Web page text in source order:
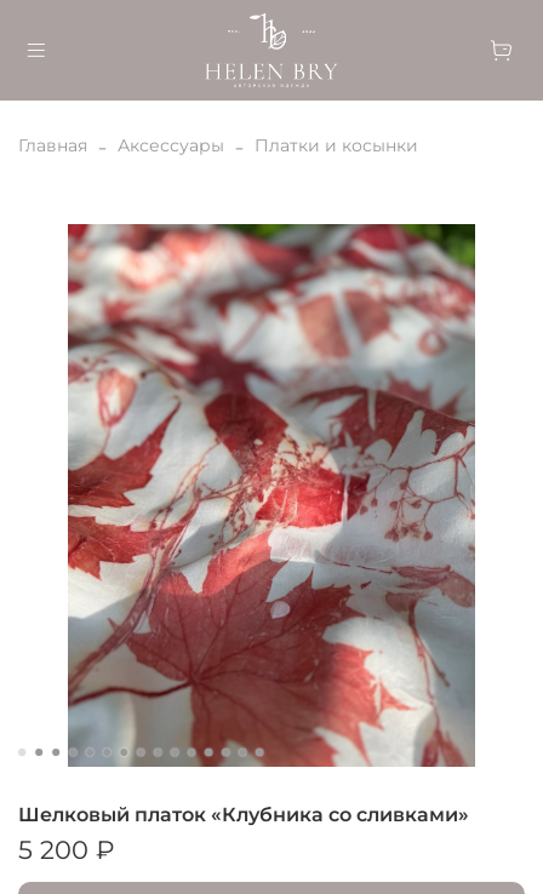
Главная Аксессуары Платки и косынки
Шелковый платок «Клубника со сливками»
5 200 ₽